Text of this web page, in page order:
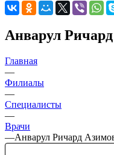
Анварул
Главная
—
Филиалы
—
Специалисты
—
Врачи
—Анварул Ричард